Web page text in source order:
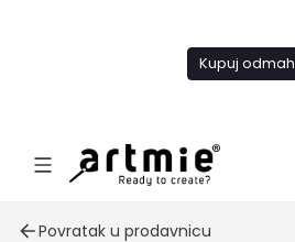
Kupuj odmah
Povratak u prodavnicu